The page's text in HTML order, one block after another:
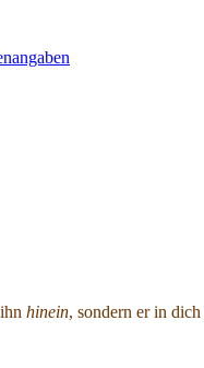
hinein, sondern er in dich